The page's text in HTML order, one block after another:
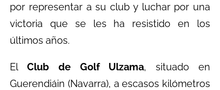
por representar a su club y luchar por una
victoria que se les ha resistido en los
últimos años.
El Club de Golf Ulzama, situado en
Guerendiáin (Navarra), a escasos kilómetros